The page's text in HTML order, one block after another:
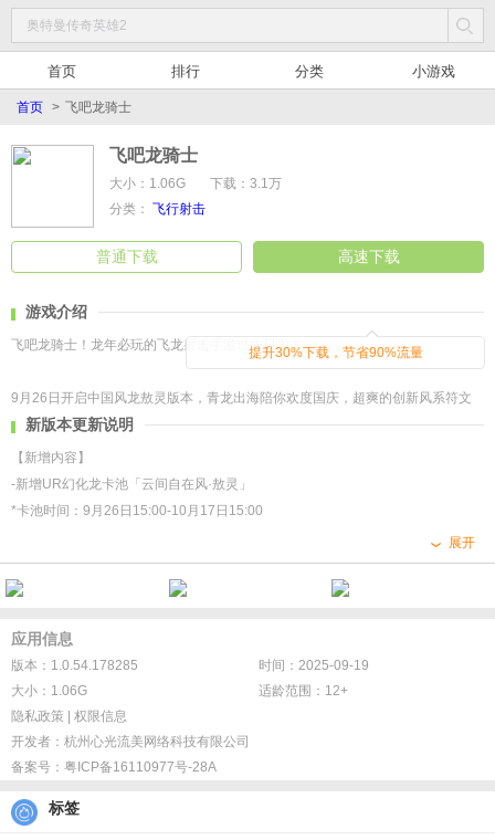
首页 排行 分类 小游戏
首页 > 飞吧龙骑士
飞吧龙骑士
大小：1.06G
下载：3.1万
分类： 飞行射击
普通下载 高速下载
提升30%下载，节省90%流量
游戏介绍
飞吧龙骑士！龙年必玩的飞龙射击手游过生日啦！
9月26日开启中国风龙敖灵版本，青龙出海陪你欢度国庆，超爽的创新风系符文
战技来袭！还有肉鸽活动和全新悬赏降妖玩法等待体验！
在龙骑士的冒险世界，不仅要比眼力拼操作，更考验你的多策略！每个人都要和
自己的伙伴小黑龙一起，通过不断吞子弹、反击、变强，最终振兴龙族！
年龄不是问题，男女也没关系，只要简单地滑动和长按松放女，就能找到飞行射
【吞噬反击！满屏子弹不用躲】
吃别人的弹，让别人无弹可用！吞吞吞，biu~biu~biu~biu
【简单爽快！局内升级不想停】
技能叠加三选一，一直加一直强！龙焰旋球冲击波，最强乐骑士就是我！
【吞噬变强！这个海胆有点扎嘴】
新版本更新说明
【新增内容】
-新增UR幻化龙卡池「云间自在风·敖灵」
*卡池时间：9月26日15:00-10月17日15:00
*激活所需宝物：青铜罗盘
-「祈愿商店」商品种类及库存更新
*参与条件：通关主线2-1
*开放时间：9月26日15:00-10月17日6:00
-新增「飞龙降妖」玩法
*活动时间：9月26日15:00-10月17日6:00
*参与条件：通关主线2-1
-「神选之争」S1赛季开启！
“龙神芭德尔吟唱起古老的魔法，从沙海的深处唤起了这座圆形的竞技场……”
*参与条件：通关主线2-3，并且至少解锁一个可使用幻化形态，新赛季再次开
展开
应用信息
版本：1.0.54.178285
时间：2025-09-19
大小：1.06G
适龄范围：12+
隐私政策
权限信息
开发者： 杭州心光流美网络科技有限公司
备案号： 粤ICP备16110977号-28A
标签